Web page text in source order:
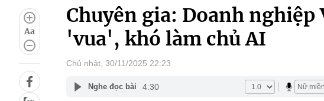
Aa
Chuyên gia: Doanh nghiệp
'vua', khó làm chủ AI
Chủ nhật, 30/11/2025 22:23
Nghe đọc bài 4:30